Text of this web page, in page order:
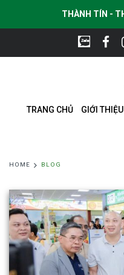
THÀNH TÍN -
TRANG CHỦ GIỚI THIỆU
HOME BLOG